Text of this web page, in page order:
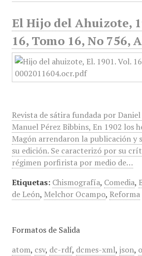
El Hijo del Ahuizote,
16, Tomo 16, No 756,
Revista de sátira fundada por
Manuel Pérez Bibbins, En 1902 los
Magón arrendaron la publicación y
su edición. Se caracterizó por su
régimen porfirista por medio de…
Etiquetas: Chismografía, Comedia,
de León, Melchor Ocampo, Reforma
Formatos de Salida
atom, csv, dc-rdf, dcmes-xml, json,